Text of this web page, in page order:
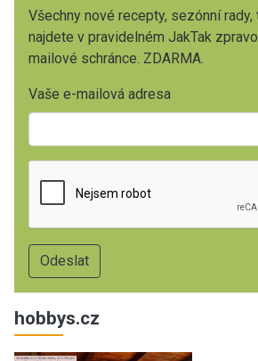
Všechny nové recepty, sezónní rady,
najdete v pravidelném JakTak
mailové schránce. ZDARMA.
Vaše e-mailová adresa
hobbys.cz